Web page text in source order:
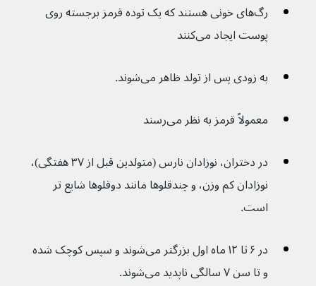
رگ‌های خونی هستند که یک توده قرمز برجسته روی
پوست ایجاد می‌کنند
به زودی پس از تولد ظاهر می‌شوند.
معمولاً قرمز به نظر می‌رسند
در دختران، نوزادان نارس (متولدین قبل از ۳۷ هفتگی)،
نوزادان کم وزن، و چندقلوها مانند دوقلوها شایع تر
است.
در ۶ تا ۱۲ ماه اول بزرگتر می‌شوند و سپس کوچک شده
و تا سن ۷ سالگی ناپدید می‌شوند.